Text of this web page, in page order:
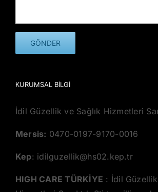
KURUMSAL BILGI
İdil Güzellik ve Sağlık Hizmetleri
Mersis: 0470-0197-9170-0016
Kep: idilguzellik@hs02.kep.tr
HIGH CARE TÜRKİYE : İdil Güzellik